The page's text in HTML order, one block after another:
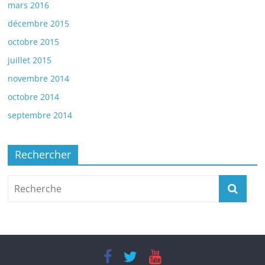
mars 2016
décembre 2015
octobre 2015
juillet 2015
novembre 2014
octobre 2014
septembre 2014
Rechercher